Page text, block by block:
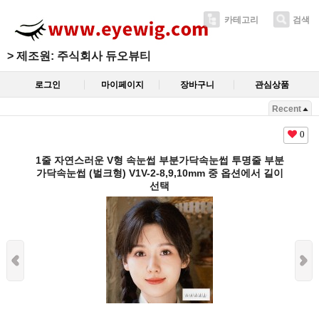
> 제조원: 주식회사 듀오뷰티
카테고리 검색
로그인 마이페이지 장바구니 관심상품
Recent
0
1줄 자연스러운 V형 속눈썹 부분가닥속눈썹 투명줄 부분
가닥속눈썹 (벌크형) V1V-2-8,9,10mm 중 옵션에서 길이
선택